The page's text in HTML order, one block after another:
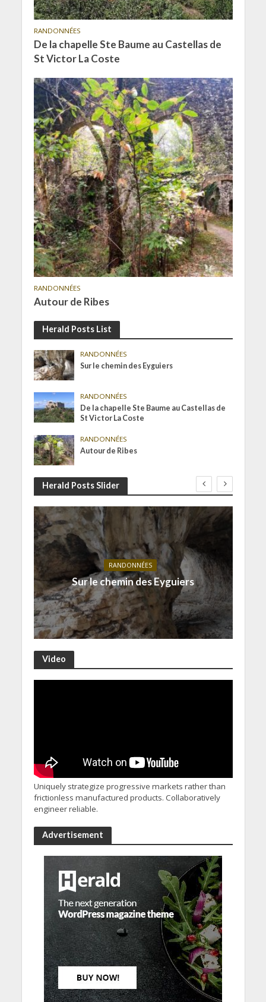
RANDONNÉES
De la chapelle Ste Baume au Castellas de
St Victor La Coste
RANDONNÉES
Autour de Ribes
Herald Posts List
RANDONNÉES
Sur le chemin des Eyguiers
RANDONNÉES
De la chapelle Ste Baume au Castellas de
St Victor La Coste
RANDONNÉES
Autour de Ribes
Herald Posts Slider
RANDONNÉES
Sur le chemin des Eyguiers
Video
Uniquely strategize progressive markets rather than
frictionless manufactured products. Collaboratively
engineer reliable.
Advertisement